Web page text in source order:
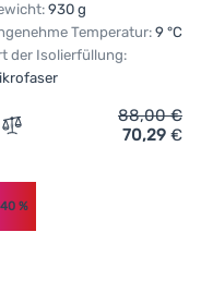
Arpa 195 cm' hinzufügen
930 g
Temperatur: 9 °C
der Isolierfüllung:
Zum Vergleich 'Kleiner
88,00€
70,29 €
%